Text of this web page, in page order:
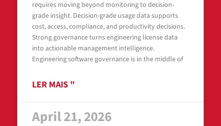
requires moving beyond monitoring to decision-
grade insight. Decision-grade usage data supports
cost, access, compliance, and productivity decisions.
Strong governance turns engineering license data
into actionable management intelligence.
Engineering software governance is in the middle of
LER MAIS "
April 21, 2026